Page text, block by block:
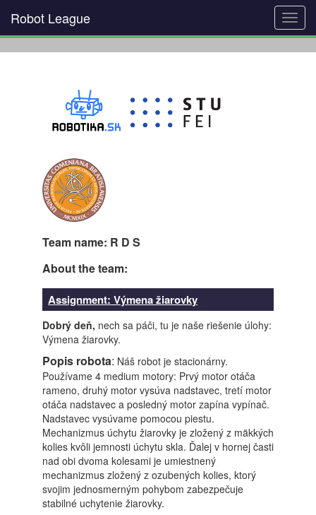
Robot League
Team name: R D S
About the team:
Assignment: Výmena žiarovky
Dobrý deň, nech sa páči, tu je naše riešenie úlohy:
Výmena žiarovky.
Popis robota: Náš robot je stacionárny.
Používame 4 medium motory: Prvý motor otáča
rameno, druhý motor vysúva nadstavec, tretí motor
otáča nadstavec a posledný motor zapína vypínač.
Nadstavec vysúvame pomocou piestu.
Mechanizmus úchytu žiarovky je zložený z mäkkých
kolies kvôli jemnosti úchytu skla. Ďalej v hornej časti
nad obi dvoma kolesami je umiestnený
mechanizmus zložený z ozubených kolies, ktorý
svojim jednosmerným pohybom zabezpečuje
stabilné uchytenie žiarovky.